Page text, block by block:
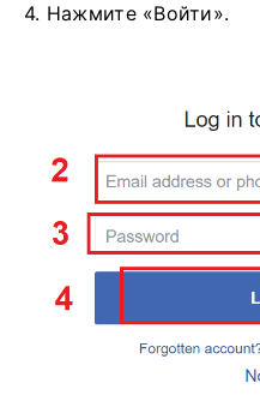
4. Нажмите «Войти».